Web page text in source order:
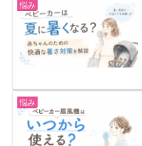
悩み
悩み